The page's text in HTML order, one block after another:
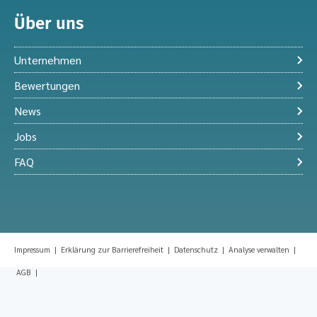
Über uns
Unternehmen
Bewertungen
News
Jobs
FAQ
Impressum | Erklärung zur Barrierefreiheit | Datenschutz | Analyse verwalten |
AGB |